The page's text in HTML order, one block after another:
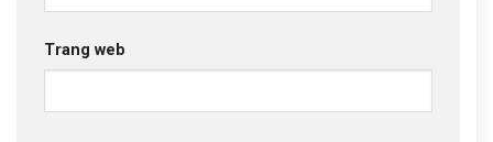
Trang web